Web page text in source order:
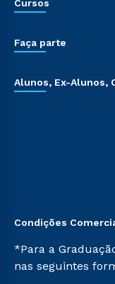
Cursos
Faça parte
Alunos, Ex-Alunos,
Condições
*Para a
nas seguintes